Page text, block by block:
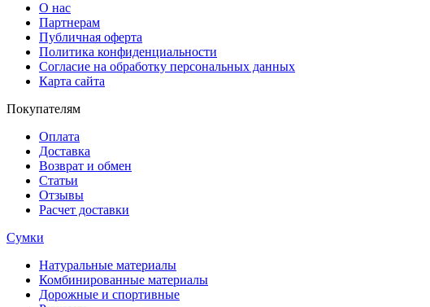
О нас
Партнерам
Публичная оферта
Политика конфиденциальности
Согласие на обработку персональных данных
Карта сайта
Покупателям
Оплата
Доставка
Возврат и обмен
Статьи
Отзывы
Расчет доставки
Сумки
Натуральные материалы
Комбинированные материалы
Дорожные и спортивные